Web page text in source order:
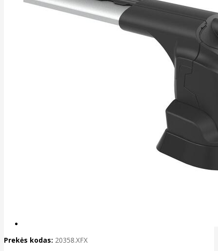
Prekės kodas: 20358.XFX